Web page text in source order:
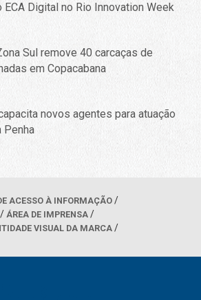
Digital no Rio Innovation Week
Sul remove 40 carcaças de
em Copacabana
novos agentes para atuação
Penha
ACESSO À INFORMAÇÃO
ÁREA DE IMPRENSA
VISUAL DA MARCA